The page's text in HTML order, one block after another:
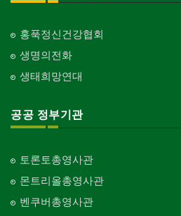
홍푹정신건강협회
생명의전화
생태희망연대
공공 정부기관
토론토총영사관
몬트리올총영사관
벤쿠버총영사관